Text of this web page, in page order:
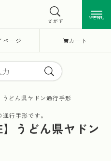
ページ カート
MENU
さがす MENU
うどん県ヤドン通行手形
行手形です。
】うどん県ヤドン